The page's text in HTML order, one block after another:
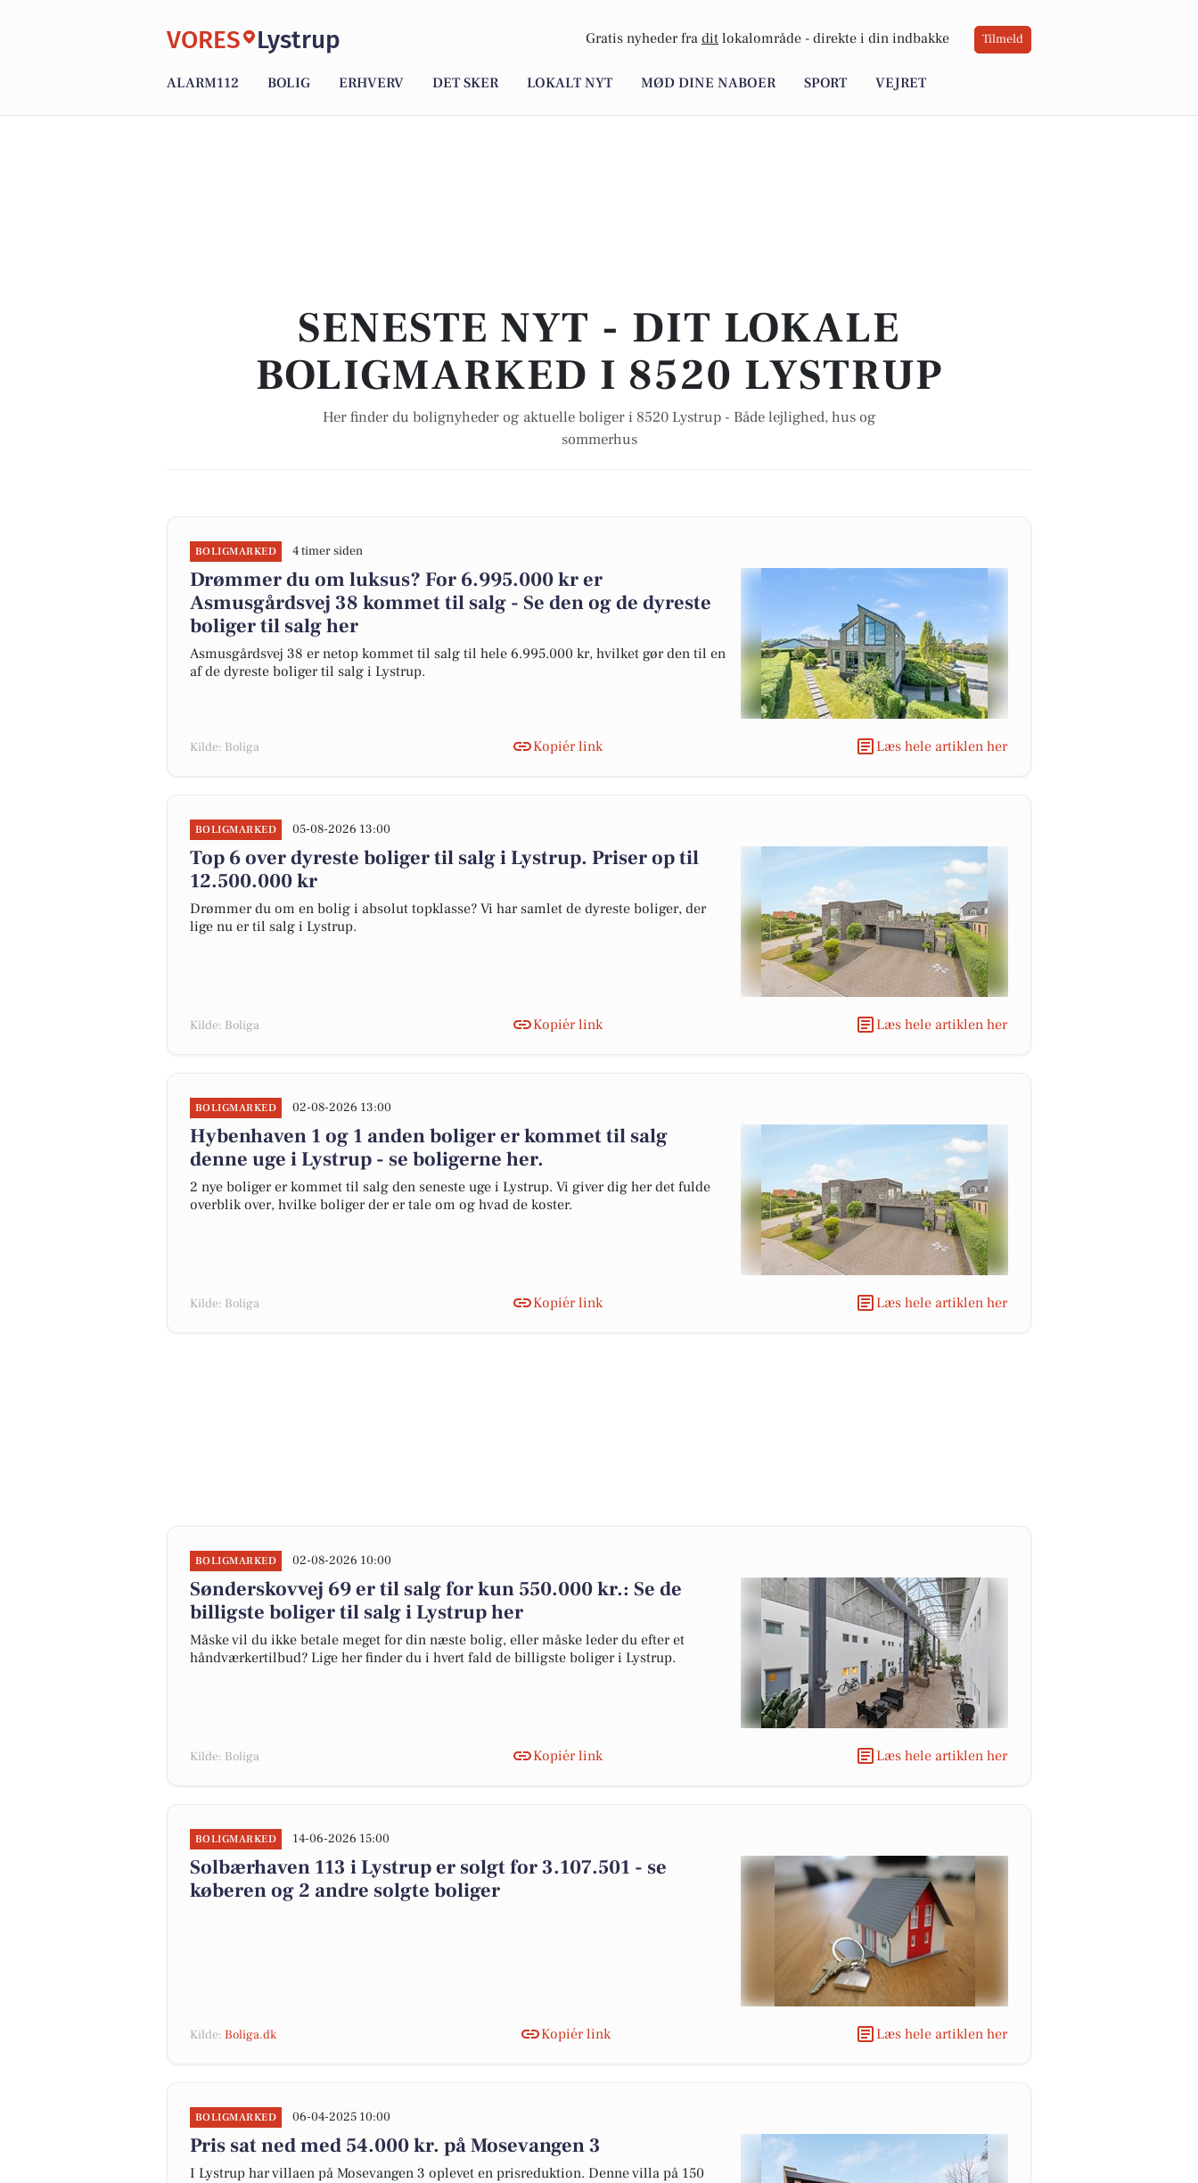
VORES Lystrup Gratis nyheder fra dit lokalområde - direkte i din indbakke Tilmeld
ALARM112 BOLIG ERHVERV DET SKER LOKALT NYT MØD DINE NABOER SPORT VEJRET
SENESTE NYT - DIT LOKALE
BOLIGMARKED I 8520 LYSTRUP
Her finder du bolignyheder og aktuelle boliger i 8520 Lystrup - Både lejlighed, hus og
sommerhus
BOLIGMARKED 4 timer siden
Drømmer du om luksus? For 6.995.000 kr er
Asmusgårdsvej 38 kommet til salg - Se den og de dyreste
boliger til salg her
Asmusgårdsvej 38 er netop kommet til salg til hele 6.995.000 kr, hvilket gør den til en
af de dyreste boliger til salg i Lystrup.
Kilde: Boliga Kopiér link Læs hele artiklen her
BOLIGMARKED 05-08-2026 13:00
Top 6 over dyreste boliger til salg i Lystrup. Priser op til
12.500.000 kr
Drømmer du om en bolig i absolut topklasse? Vi har samlet de dyreste boliger, der
lige nu er til salg i Lystrup.
Kilde: Boliga Kopiér link Læs hele artiklen her
BOLIGMARKED 02-08-2026 13:00
Hybenhaven 1 og 1 anden boliger er kommet til salg
denne uge i Lystrup - se boligerne her.
2 nye boliger er kommet til salg den seneste uge i Lystrup. Vi giver dig her det fulde
overblik over, hvilke boliger der er tale om og hvad de koster.
Kilde: Boliga Kopiér link Læs hele artiklen her
BOLIGMARKED 02-08-2026 10:00
Sønderskovvej 69 er til salg for kun 550.000 kr.: Se de
billigste boliger til salg i Lystrup her
Måske vil du ikke betale meget for din næste bolig, eller måske leder du efter et
håndværkertilbud? Lige her finder du i hvert fald de billigste boliger i Lystrup.
Kilde: Boliga Kopiér link Læs hele artiklen her
BOLIGMARKED 14-06-2026 15:00
Solbærhaven 113 i Lystrup er solgt for 3.107.501 - se
køberen og 2 andre solgte boliger
Kilde: Boliga.dk Kopiér link Læs hele artiklen her
BOLIGMARKED 06-04-2025 10:00
Pris sat ned med 54.000 kr. på Mosevangen 3
I Lystrup har villaen på Mosevangen 3 oplevet en prisreduktion. Denne villa på 150